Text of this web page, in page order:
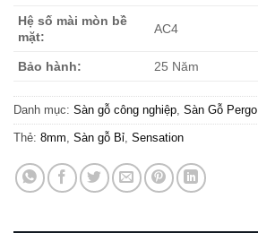
Hệ số mài mòn bề
mặt:
AC4
Bảo hành: 25 Năm
Danh mục: Sàn gỗ công nghiệp, Sàn Gỗ Pergo
Thẻ: 8mm, Sàn gỗ Bỉ, Sensation